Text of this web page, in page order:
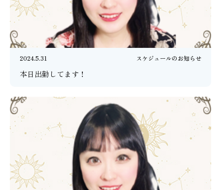
2024.5.31 スケジュールのお知らせ
本日出勤してます！